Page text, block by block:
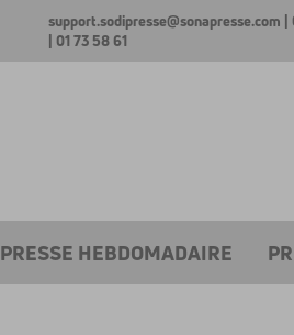
support.sodipresse@sonapresse.com |
| 01 73 58 61
PRESSE HEBDOMADAIRE